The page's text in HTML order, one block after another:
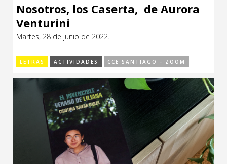
Nosotros, los Caserta, de Aurora
Venturini
Martes, 28 de junio de 2022.
LETRAS ACTIVIDADES CCE SANTIAGO - ZOOM